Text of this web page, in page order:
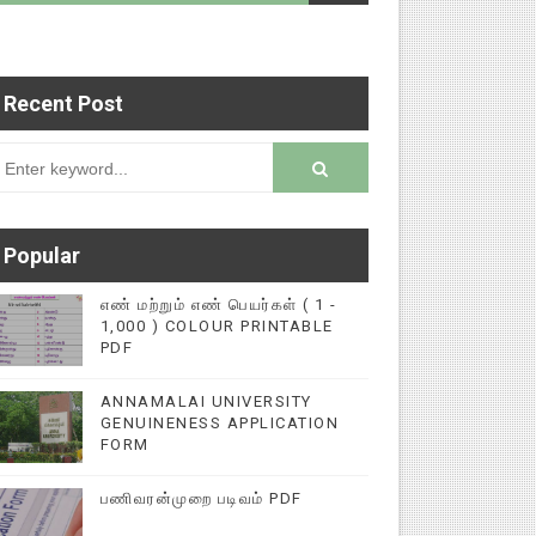
செய்தி இணையதளத்தில் பதிவு செய்ய
Recent Post
Popular
எண் மற்றும் எண் பெயர்கள் ( 1 -
1,000 ) COLOUR PRINTABLE
PDF
ANNAMALAI UNIVERSITY
GENUINENESS APPLICATION
FORM
பணிவரன்முறை படிவம் PDF